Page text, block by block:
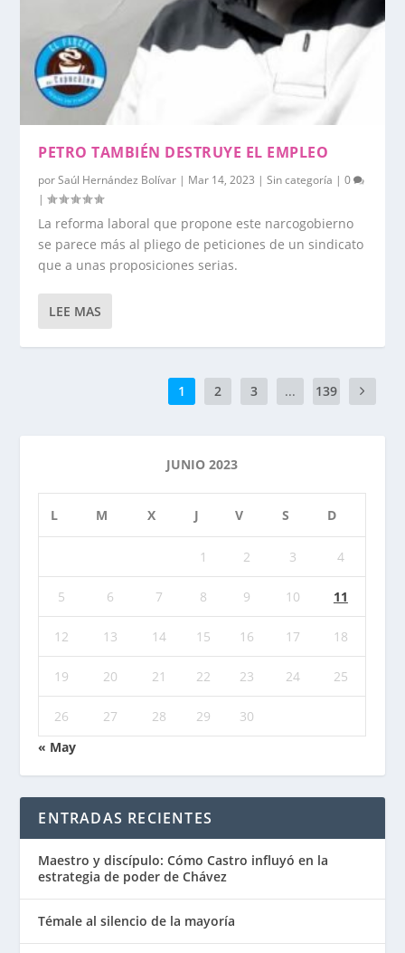
PETRO TAMBIÉN DESTRUYE EL EMPLEO
porSaúl Hernández Bolívar | Mar 14, 2023 |Sin categoría |0
|
La reforma laboral que propone este narcogobierno
se parece más al pliego de peticiones de un sindicato
que a unas proposiciones serias.
LEE MAS
1 2 3 ... 139
JUNIO 2023
L M X J V S D
1 2 3 4
5 6 7 8 9 10 11
12 13 14 15 16 17 18
19 20 21 22 23 24 25
26 27 28 29
30
« May
ENTRADAS RECIENTES
Maestro y discípulo: Cómo Castro influyó en la
estrategia de poder de Chávez
Témale al silencio de la mayoría